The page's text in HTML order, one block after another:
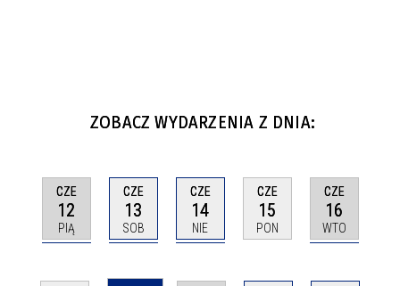
ZOBACZ WYDARZENIA Z DNIA:
CZE
12
PIĄ
CZE
13
SOB
CZE
14
NIE
CZE
15
PON
CZE
16
WTO